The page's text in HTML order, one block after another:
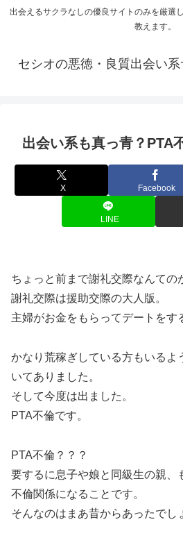
出会えるサクラなしの優良サイトのみを厳選
教えます。
セシオの悪徳・良質出会い
出会い系も真っ青？PTA
X Facebook
LINE
ちょっと前まで謝礼交際なんての
謝礼交際は援助交際の大人版。
主婦がお金をもらってデートをす
かなり荒稼ぎしている方もいるよ
いてありました。
そして今度は出ました。
PTA不倫です。
PTA不倫？？？
要するに息子や娘と同級生の親、
不倫関係になることです。
そんなのはまあ昔からあったでし